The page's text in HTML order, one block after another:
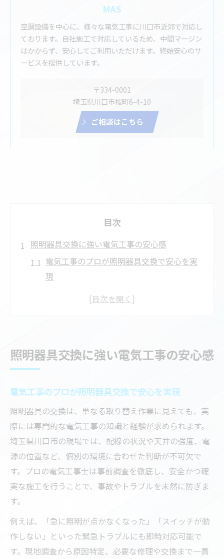
MAS
空調設備を中心に、様々な電気工事に川口市近郊で対応し
ております。自社施工で対応しているため、中間マージン
はかからず、安心してご利用いただけます。終始安心のサ
ービスを提供しています。
〒334-0001
埼玉県川口市桜町6-4-10
ご相談はこちら
目次
照明器具交換に強い電気工事の安心感
電気工事のプロが照明器具交換で安心を実
現
照明器具交換時の電気工事安全対策とポイ
電気工事士による照明器具交換の信頼性と
照明器具交換と電気工事の基本的な流れを
省エネ照明を導入する電気工事実例紹介
電気工事で実現する省エネ照明導入の事例
集
照明器具を省エネ化する電気工事の実体験
省エネ照明導入時に知りたい電気工事の工
電気工事によるLED照明器具設置の成功例
省エネ照明導入で電気工事が果たす役割と
は
照明器具交換に強い電気工事の安心感
電気工事のプロが照明器具交換で安心を実現
照明器具の交換は、単なる取り替え作業に見えても、実
際には専門的な電気工事の知識と経験が求められます。
埼玉県川口市の現場では、配線の状況や天井の強度、電
源の位置など、個別の環境に合わせた判断が不可欠で
す。プロの電気工事士は事前調査を徹底し、安全かつ確
実な施工を行うことで、事故やトラブルを未然に防ぎま
す。
例えば、「急に照明が点かなくなった」「スイッチが動
作しない」といった緊急トラブルにも即時対応可能で
す。現地調査から原因特定、必要な修理や交換まで一貫